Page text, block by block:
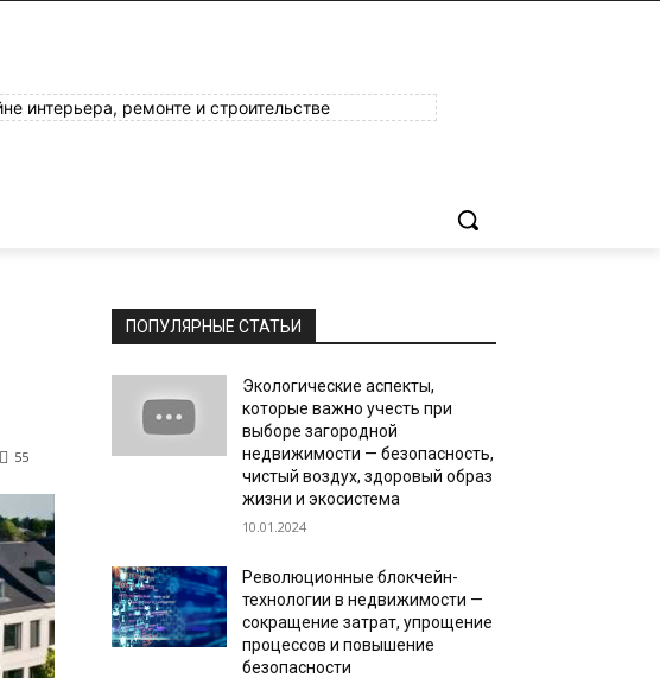
интерьера, ремонте и строительстве
55
ПОПУЛЯРНЫЕ СТАТЬИ
Экологические аспекты,
которые важно учесть при
выборе загородной
недвижимости — безопасность,
чистый воздух, здоровый образ
жизни и экосистема
10.01.2024
Революционные блокчейн-
технологии в недвижимости —
сокращение затрат, упрощение
процессов и повышение
безопасности